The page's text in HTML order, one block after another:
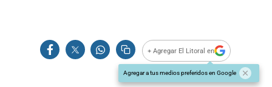
+ Agregar El Litoral en
Agregar a tus medios preferidos en Google